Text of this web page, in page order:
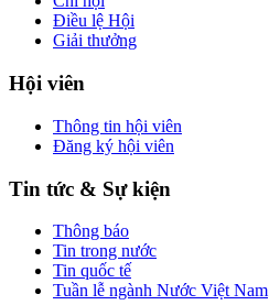
Điều lệ Hội
Giải thưởng
Hội viên
Thông tin hội viên
Đăng ký hội viên
Tin tức & Sự kiện
Thông báo
Tin trong nước
Tin quốc tế
Tuần lễ ngành Nước Việt Nam